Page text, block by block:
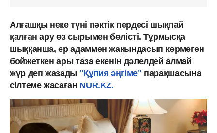
Алғашқы неке түні пәктік пердесі шықпай
қалған ару өз сырымен бөлісті. Тұрмысқа
шыққанша, ер адаммен жақындасып көрмеген
бойжеткен ары таза екенін дәлелдей алмай
жүр деп жазады "Құпия әңгіме" парақшасына
сілтеме жасаған NUR.KZ.